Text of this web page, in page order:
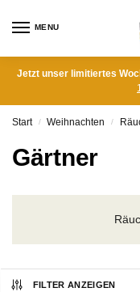
MENU
Jetzt unser limitiertes
Start / Weihnachten /
Gärtner
FILTER ANZEIGEN